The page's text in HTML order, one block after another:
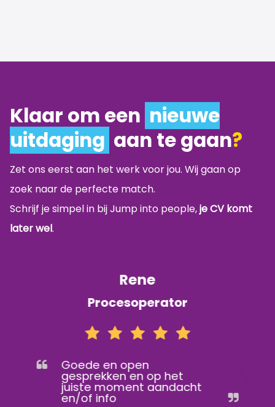
Klaar om een nieuwe
uitdaging aan te gaan?
Zet ons eerst aan het werk voor jou. Wij gaan op
zoek naar de perfecte match.
Schrijf je simpel in bij Jump into people,je CV komt
later wel.
Rene
Procesoperator
Goede en open
gesprekken en op het
juiste moment aandacht
en/of info